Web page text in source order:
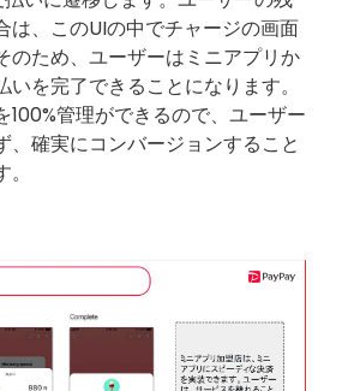
は、このUIの中でチャージの画面
のため、ユーザーはミニアプリか
いを完了できることになります。
100%管理ができるので、ユーザー
、確実にコンバージョンすること